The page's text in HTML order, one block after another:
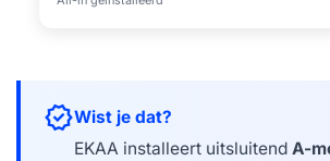
verifiedWist je dat?
EKAA installeert uitsluitendA-